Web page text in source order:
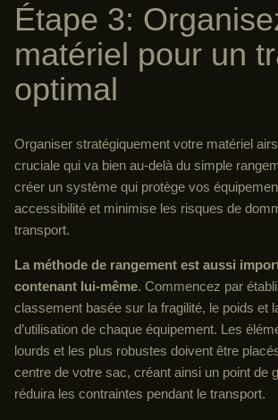
Étape 3:
matériel pour un
optimal
Organiser stratégiquement votre matériel
cruciale qui va bien au-delà du simple
créer un système qui protège vos
accessibilité et minimise les risques de
transport.
La méthode de rangement est aussi
contenant lui-même. Commencez par
classement basée sur la fragilité, le poids et
d’utilisation de chaque équipement. Les
lourds et les plus robustes doivent être
centre de votre sac, créant ainsi un point de
réduira les contraintes pendant le transport.